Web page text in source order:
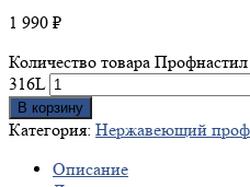
1 990 ₽
Количество товара
316L
В корзину
Категория: Нержавеющий
Описание